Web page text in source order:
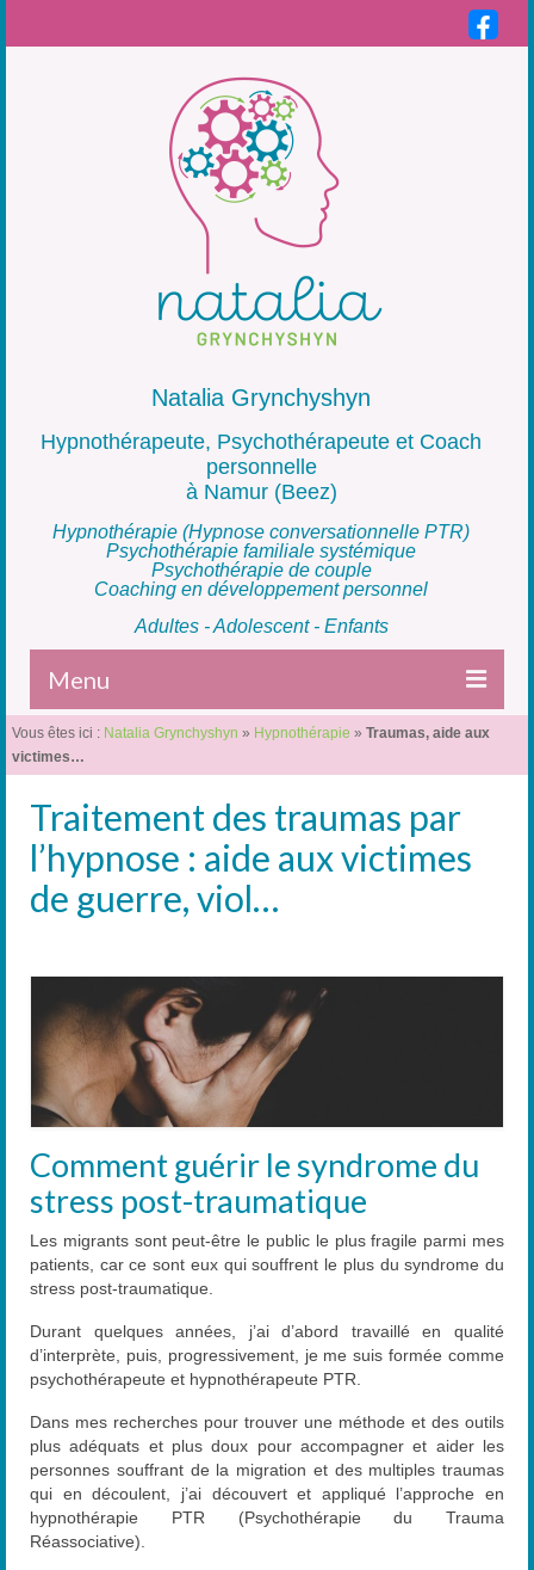
Natalia Grynchyshyn
Hypnothérapeute, Psychothérapeute et Coach
personnelle
à Namur (Beez)
Hypnothérapie (Hypnose conversationnelle PTR)
Psychothérapie familiale systémique
Psychothérapie de couple
Coaching en développement personnel
Adultes - Adolescent - Enfants
Menu
Accueil
Thérapie individuelle
Thérapie familiale
Coaching
La Thérapeute
Contact
Vous êtes ici : Natalia Grynchyshyn » Hypnothérapie » Traumas, aide aux
victimes…
Traitement des traumas par
l’hypnose : aide aux victimes
de guerre, viol…
Comment guérir le syndrome du
stress post-traumatique
Les migrants sont peut-être le public le plus fragile parmi mes
patients, car ce sont eux qui souffrent le plus du syndrome du
stress post-traumatique.
Durant quelques années, j’ai d’abord travaillé en qualité
d’interprète, puis, progressivement, je me suis formée comme
psychothérapeute et hypnothérapeute PTR.
Dans mes recherches pour trouver une méthode et des outils
plus adéquats et plus doux pour accompagner et aider les
personnes souffrant de la migration et des multiples traumas
qui en découlent, j’ai découvert et appliqué l’approche en
hypnothérapie PTR (Psychothérapie du Trauma
Réassociative).